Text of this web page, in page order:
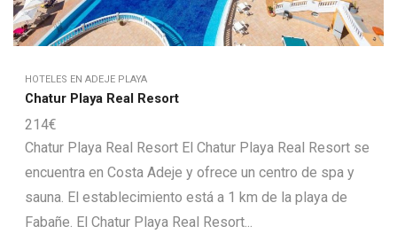
HOTELES EN ADEJE PLAYA
Chatur Playa Real Resort
214€
Chatur Playa Real Resort El Chatur Playa Real Resort se
encuentra en Costa Adeje y ofrece un centro de spa y
sauna. El establecimiento está a 1 km de la playa de
Fabañe. El Chatur Playa Real Resort...